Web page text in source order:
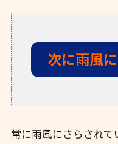
次に雨風
常に雨風にさらされ